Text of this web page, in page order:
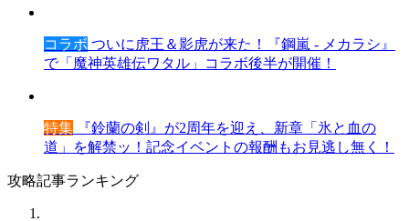
コラボ ついに虎王＆影虎が来た！『鋼嵐 - メカラシ』
で「魔神英雄伝ワタル」コラボ後半が開催！
特集 『鈴蘭の剣』が2周年を迎え、新章「氷と血の
道」を解禁ッ！記念イベントの報酬もお見逃し無く！
攻略記事ランキング